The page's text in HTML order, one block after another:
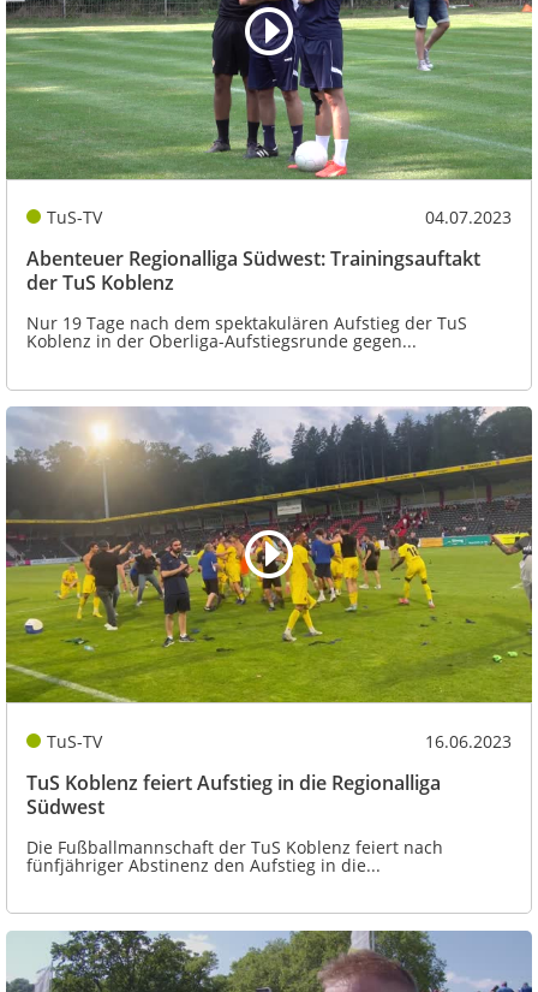
TuS-TV 04.07.2023
Abenteuer Regionalliga Südwest: Trainingsauftakt
der TuS Koblenz
Nur 19 Tage nach dem spektakulären Aufstieg der TuS
Koblenz in der Oberliga-Aufstiegsrunde gegen...
TuS-TV 16.06.2023
TuS Koblenz feiert Aufstieg in die Regionalliga
Südwest
Die Fußballmannschaft der TuS Koblenz feiert nach
fünfjähriger Abstinenz den Aufstieg in die...